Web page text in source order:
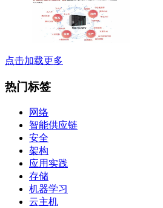
点击加载更多
热门标签
网络
智能供应链
安全
架构
应用实践
存储
机器学习
云主机